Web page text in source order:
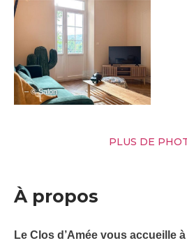
– © Salon
PLUS DE
À propos
Le Clos d’Amée vous accueille